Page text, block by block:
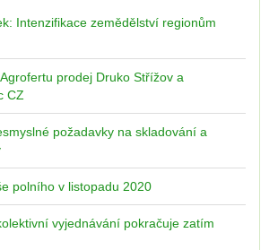
Intenzifikace zemědělství regionům
prodej Druko Střížov a
CZ
požadavky na skladování a
polního v listopadu 2020
vyjednávání pokračuje zatím